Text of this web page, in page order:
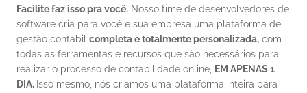
Facilite faz isso pra você. Nosso time de desenvolvedores de
software cria para você e sua empresa uma plataforma de
gestão contábil completa e totalmente personalizada, com
todas as ferramentas e recursos que são necessários para
realizar o processo de contabilidade online,
EM APENAS 1
DIA. Isso mesmo, nós criamos uma plataforma inteira para